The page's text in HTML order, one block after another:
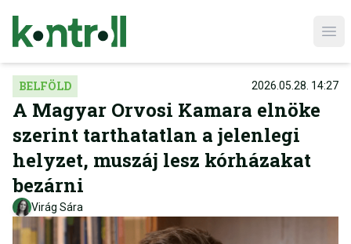
BELFÖLD 2026.05.28. 14:27
A Magyar Orvosi Kamara elnöke
szerint tarthatatlan a jelenlegi
helyzet, muszáj lesz kórházakat
bezárni
Virág Sára